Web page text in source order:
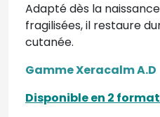
Adapté dès la
fragilisées, il restaure
cutanée.
Gamme Xeracalm A.D
Disponible en 2